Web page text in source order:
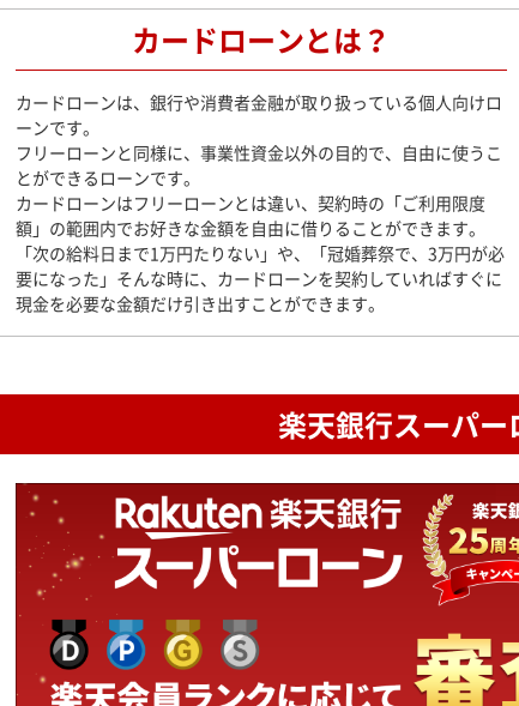
カードローンとは？
カードローンは、銀行や消費者金融が取り扱っている個人向けロ
ーンです。
フリーローンと同様に、事業性資金以外の目的で、自由に使うこ
とができるローンです。
カードローンはフリーローンとは違い、契約時の「ご利用限度
額」の範囲内でお好きな金額を自由に借りることができます。
「次の給料日まで1万円たりない」や、「冠婚葬祭で、3万円が必
要になった」そんな時に、カードローンを契約していればすぐに
現金を必要な金額だけ引き出すことができます。
楽天銀行スーパー